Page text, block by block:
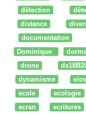
détection
distance
documentation
Dominique
drone
dynamisme
e/os
ecole
ecologie
ecran
ecritures